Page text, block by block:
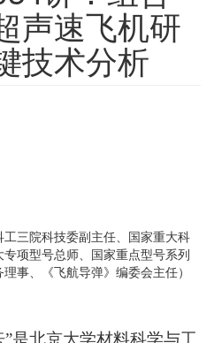
声速飞机研
技术分析
三院科技委副主任、国家重大科
项型号总师、国家重点型号系列
事、《飞航导弹》编委会主任）